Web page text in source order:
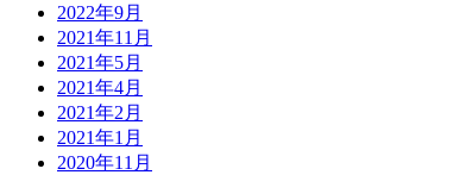
2022年9月
2021年11月
2021年5月
2021年4月
2021年2月
2021年1月
2020年11月